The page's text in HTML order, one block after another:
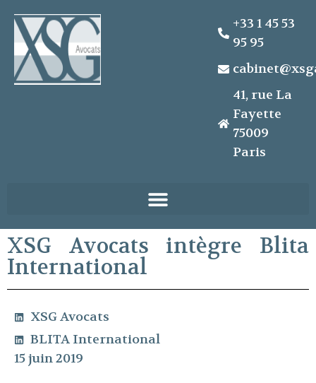
+33 1 45 53
95 95
41, rue La
Fayette
75009
Paris
XSG Avocats intègre Blita
International
XSG Avocats
BLITA International
15 juin 2019